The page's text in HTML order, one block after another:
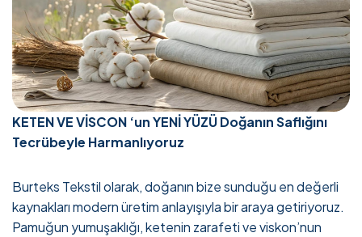
KETEN VE VİSCON ‘un YENİ YÜZÜ Doğanın Saflığını
Tecrübeyle Harmanlıyoruz
Burteks Tekstil olarak, doğanın bize sunduğu en değerli
kaynakları modern üretim anlayışıyla bir araya getiriyoruz.
Pamuğun yumuşaklığı, ketenin zarafeti ve viskon’nun